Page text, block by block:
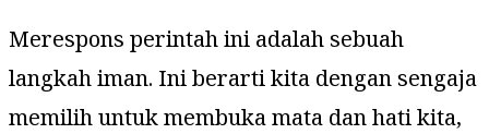
Merespons perintah ini adalah sebuah
langkah iman. Ini berarti kita dengan sengaja
memilih untuk membuka mata dan hati kita,